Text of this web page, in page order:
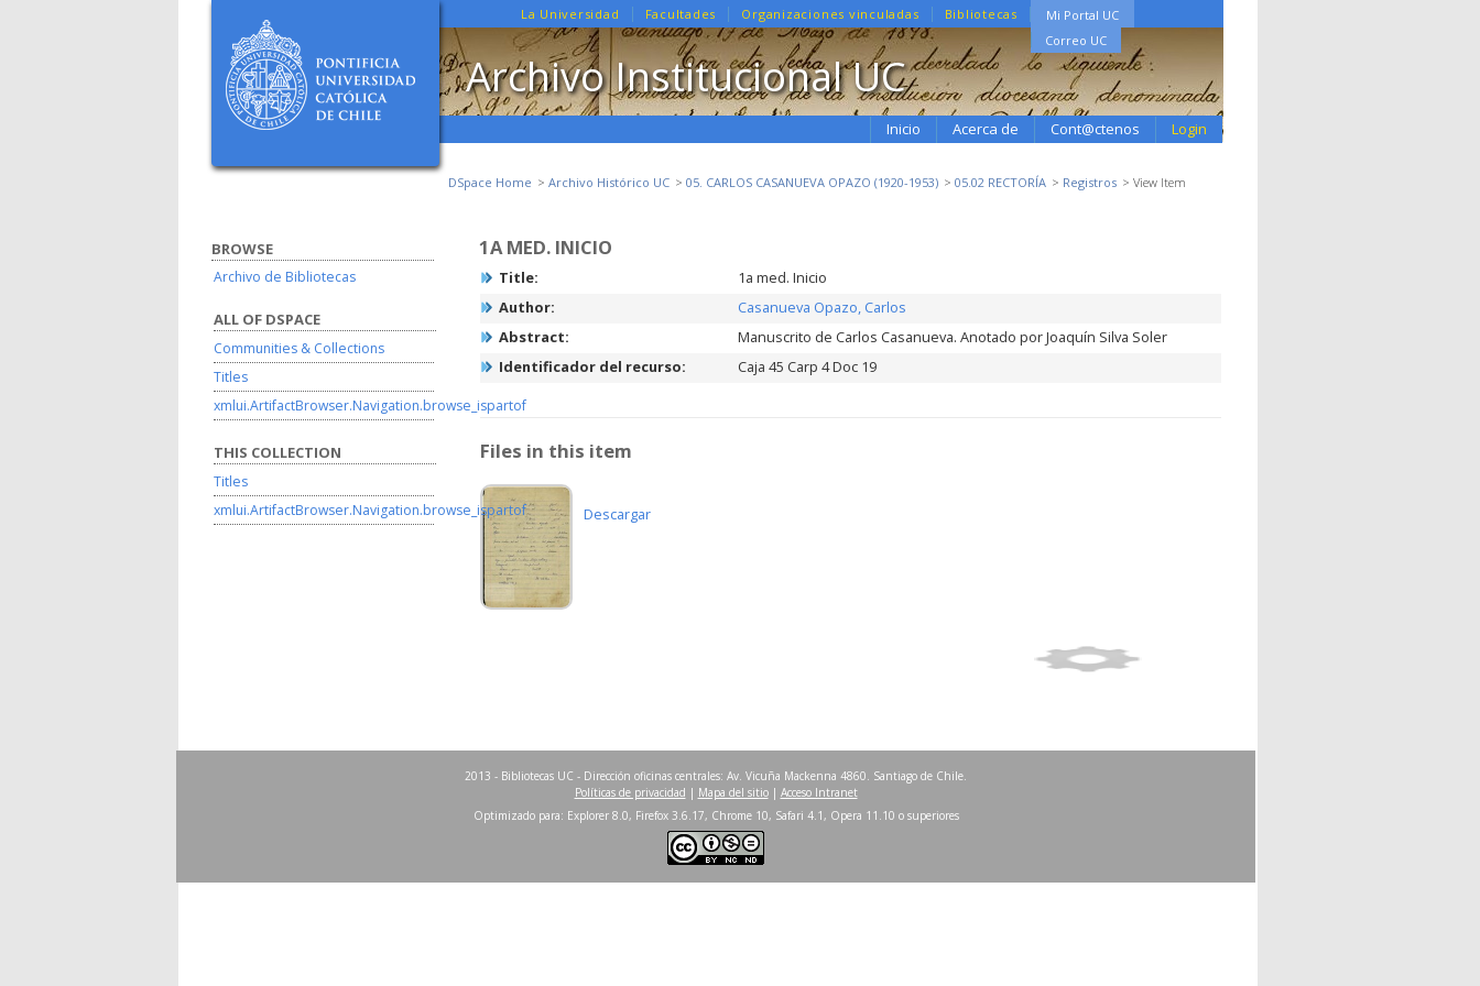
Mi Portal UC
Correo UC
La Universidad Facultades Organizaciones vinculadas Bibliotecas
Archivo Institucional UC
Login
Inicio Acerca de Cont@ctenos
DSpace Home Archivo Histórico UC 05. CARLOS CASANUEVA OPAZO (1920-1953) 05.02 RECTORÍA Registros View Item
1A MED. INICIO
Title:
1a med. Inicio
Author:
Casanueva Opazo, Carlos
Abstract:
Manuscrito de Carlos Casanueva. Anotado por Joaquín Silva Soler
Identificador del recurso:
Caja 45 Carp 4 Doc 19
Files in this item
Descargar
Show full item record
BROWSE
Archivo de Bibliotecas
ALL OF DSPACE
Communities & Collections
Titles
xmlui.ArtifactBrowser.Navigation.browse_ispartof
THIS COLLECTION
Titles
xmlui.ArtifactBrowser.Navigation.browse_ispartof
2013 - Bibliotecas UC - Dirección oficinas centrales: Av. Vicuña Mackenna 4860. Santiago de Chile.
Políticas de privacidad | Mapa del sitio| Acceso Intranet
Optimizado para: Explorer 8.0, Firefox 3.6.17, Chrome 10, Safari 4.1, Opera 11.10 o superiores